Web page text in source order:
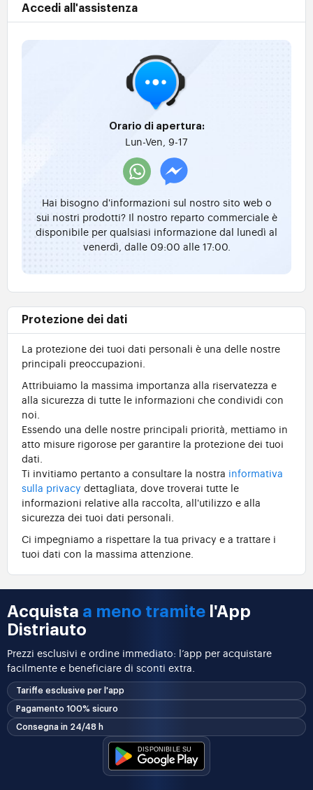
Accedi all'assistenza
Orario di apertura:
Lun-Ven, 9-17
Hai bisogno d'informazioni sul nostro sito web o
sui nostri prodotti? Il nostro reparto commerciale è
disponibile per qualsiasi informazione dal lunedì al
venerdì, dalle 09:00 alle 17:00.
Protezione dei dati
La protezione dei tuoi dati personali è una delle nostre
principali preoccupazioni.
Attribuiamo la massima importanza alla riservatezza e
alla sicurezza di tutte le informazioni che condividi con
noi.
Essendo una delle nostre principali priorità, mettiamo in
atto misure rigorose per garantire la protezione dei tuoi
dati.
Ti invitiamo pertanto a consultare la nostra informativa
sulla privacy dettagliata, dove troverai tutte le
informazioni relative alla raccolta, all'utilizzo e alla
sicurezza dei tuoi dati personali.
Ci impegniamo a rispettare la tua privacy e a trattare i
tuoi dati con la massima attenzione.
Acquista a meno tramite l'App
Distriauto
Prezzi esclusivi e ordine immediato: l’app per acquistare
facilmente e beneficiare di sconti extra.
Tariffe esclusive per l'app
Pagamento 100% sicuro
Consegna in 24/48 h